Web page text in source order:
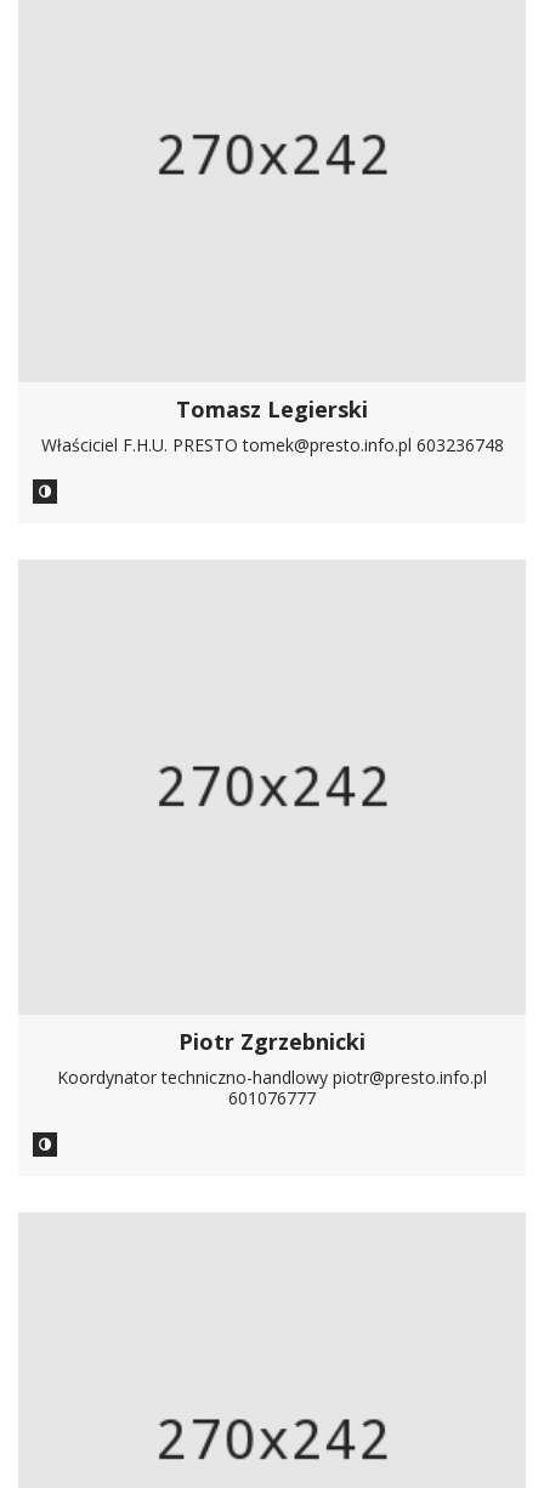
Tomasz Legierski
Właściciel F.H.U. PRESTO tomek@presto.info.pl 603236748
Piotr Zgrzebnicki
Koordynator techniczno-handlowy piotr@presto.info.pl
601076777